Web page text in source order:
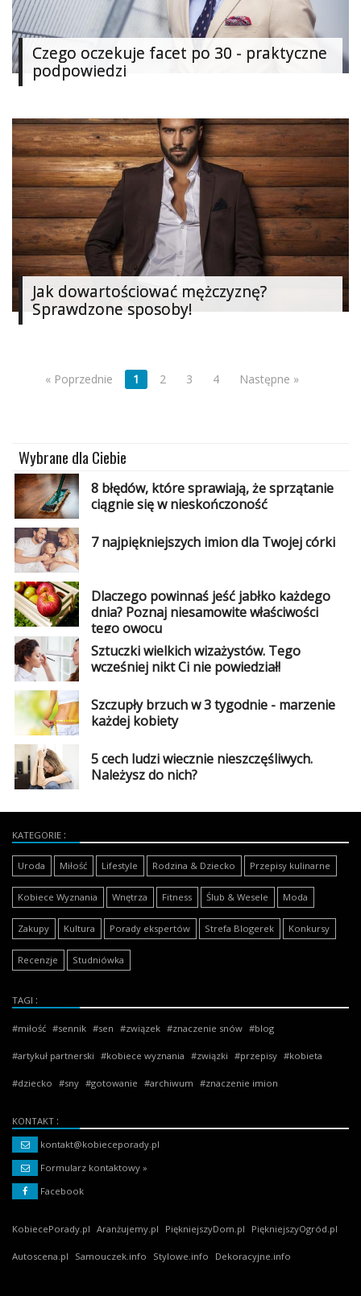
Czego oczekuje facet po 30 - praktyczne
podpowiedzi
Jak dowartościować mężczyznę?
Sprawdzone sposoby!
« Poprzednie 1 2 3 4 Następne »
Wybrane dla Ciebie
8 błędów, które sprawiają, że sprzątanie
ciągnie się w nieskończoność
7 najpiękniejszych imion dla Twojej córki
Dlaczego powinnaś jeść jabłko każdego
dnia? Poznaj niesamowite właściwości
tego owocu
Sztuczki wielkich wizażystów. Tego
wcześniej nikt Ci nie powiedział!
Szczupły brzuch w 3 tygodnie - marzenie
każdej kobiety
5 cech ludzi wiecznie nieszczęśliwych.
Należysz do nich?
KATEGORIE
Uroda Miłość Lifestyle Rodzina & Dziecko Przepisy kulinarne
Kobiece Wyznania Wnętrza Fitness Ślub & Wesele Moda
Zakupy Kultura Porady ekspertów Strefa Blogerek Konkursy
Recenzje Studniówka
TAGI
miłość sennik sen związek znaczenie snów blog
artykuł partnerski kobiece wyznania związki przepisy kobieta
dziecko sny gotowanie archiwum znaczenie imion
KONTAKT
kontakt@kobieceporady.pl
Formularz kontaktowy »
Facebook
KobiecePorady.pl Aranżujemy.pl PiękniejszyDom.pl PiękniejszyOgród.pl
Autoscena.pl Samouczek.info Stylowe.info Dekoracyjne.info